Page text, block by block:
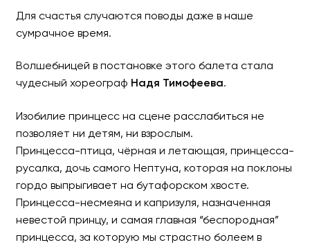
приключения»
Для счастья случаются поводы даже в наше
сумрачное время.
Волшебницей в постановке этого балета стала
чудесный хореограф Надя Тимофеева.
Изобилие принцесс на сцене расслабиться не
позволяет ни детям, ни взрослым.
Принцесса-птица, чёрная и летающая, принцесса-
русалка, дочь самого Нептуна, которая на поклоны
гордо выпрыгивает на бутафорском хвосте.
Принцесса-несмеяна и капризуля, назначенная
невестой принцу, и самая главная “беспородная”
принцесса, за которую мы страстно болеем в